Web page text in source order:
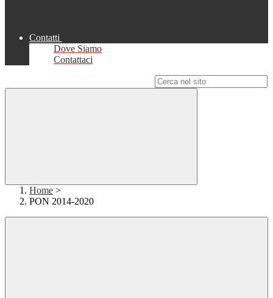
Contatti
Dove Siamo
Contattaci
Home >
PON 2014-2020